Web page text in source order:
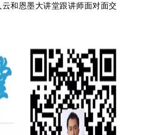
和恩墨大讲堂跟讲师面对面交